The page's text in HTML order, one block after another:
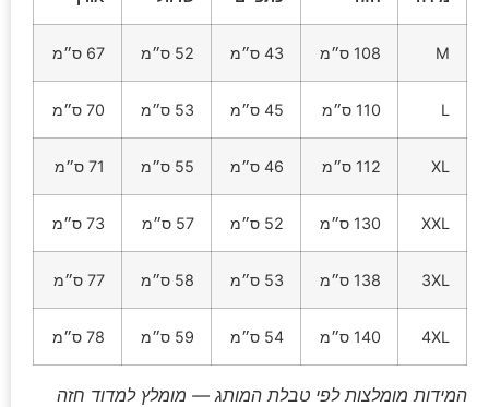
M 108 ס״מ 43 ס״מ 52 ס״מ 67 ס״מ
L 110 ס״מ 45 ס״מ 53 ס״מ 70 ס״מ
XL 112 ס״מ 46 ס״מ 55 ס״מ 71 ס״מ
XXL 130 ס״מ 52 ס״מ 57 ס״מ 73 ס״מ
3XL 138 ס״מ 53 ס״מ 58 ס״מ 77 ס״מ
4XL 140 ס״מ 54 ס״מ 59 ס״מ 78 ס״מ
המידות מומלצות לפי טבלת המותג — מומלץ למדוד חזה